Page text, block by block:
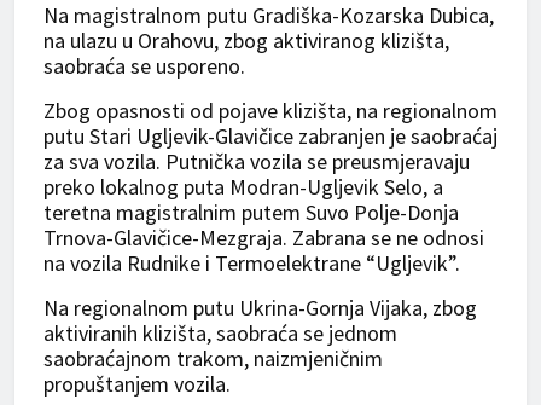
Na magistralnom putu Gradiška-Kozarska Dubica,
na ulazu u Orahovu, zbog aktiviranog klizišta,
saobraća se usporeno.
Zbog opasnosti od pojave klizišta, na regionalnom
putu Stari Ugljevik-Glavičice zabranjen je saobraćaj
za sva vozila. Putnička vozila se preusmjeravaju
preko lokalnog puta Modran-Ugljevik Selo, a
teretna magistralnim putem Suvo Polje-Donja
Trnova-Glavičice-Mezgraja. Zabrana se ne odnosi
na vozila Rudnike i Termoelektrane “Ugljevik”.
Na regionalnom putu Ukrina-Gornja Vijaka, zbog
aktiviranih klizišta, saobraća se jednom
saobraćajnom trakom, naizmjeničnim
propuštanjem vozila.